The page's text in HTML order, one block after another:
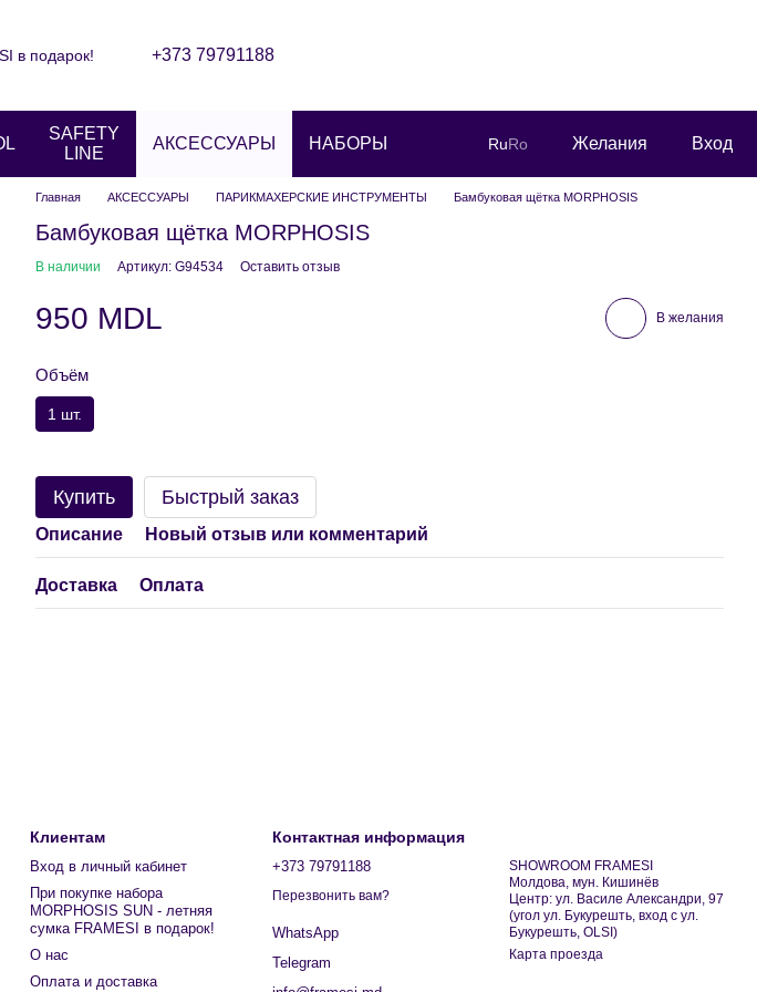
в подарок!
+373 79791188
SAFETY
LINE
АКСЕССУАРЫ НАБОРЫ RuRo Желания Вход
Главная АКСЕССУАРЫ ПАРИКМАХЕРСКИЕ ИНСТРУМЕНТЫ Бамбуковая щётка MORPHOSIS
Бамбуковая щётка MORPHOSIS
В наличии Артикул: G94534 Оставить отзыв
950 MDL В желания
Объём
1 шт.
Купить Быстрый заказ
Описание Новый отзыв или комментарий
Доставка Оплата
Клиентам
Вход в личный кабинет
При покупке набора
MORPHOSIS SUN - летняя
сумка FRAMESI в подарок!
О нас
Оплата и доставка
Контактная информация
+373 79791188
Перезвонить вам?
WhatsApp
Telegram
SHOWROOM FRAMESI
Молдова, мун. Кишинёв
Центр: ул. Василе Александри, 97
(угол ул. Букурешть, вход с ул.
Букурешть, OLSI)
Карта проезда